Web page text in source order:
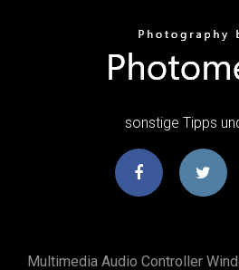
sonstige Tipps
Multimedia Audio Controller